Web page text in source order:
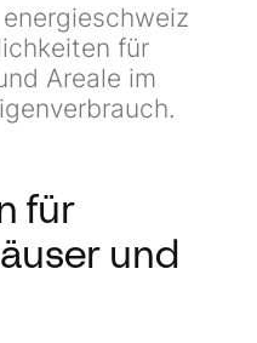
für
Areale im
für
und